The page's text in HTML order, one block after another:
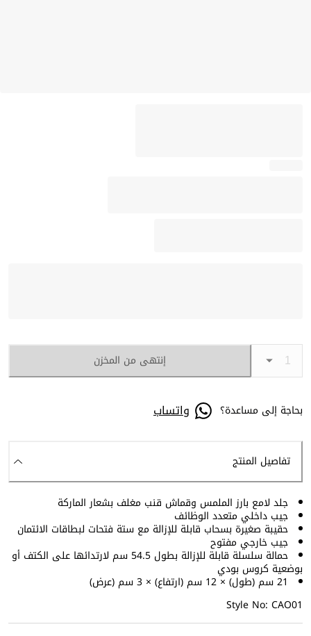
إنتهى من المخزن
بحاجة إلى مساعدة؟ واتساب
تفاصيل المنتج
جلد لامع بارز الملمس وقماش قنب مغلف بشعار الماركة
جيب داخلي متعدد الوظائف
حقيبة صغيرة بسحاب قابلة للإزالة مع ستة فتحات لبطاقات الائتمان
جيب خارجي مفتوح
حمالة سلسلة قابلة للإزالة بطول 54.5 سم لارتدائها على الكتف أو
بوضعية كروس بودي
21 سم (طول) × 12 سم (ارتفاع) × 3 سم (عرض)
Style No: CAO01